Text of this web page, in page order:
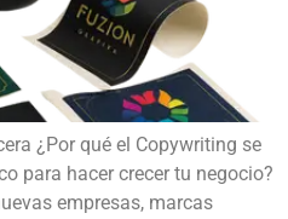
¿Por qué el Copywriting se
para hacer crecer tu negocio?
empresas, marcas